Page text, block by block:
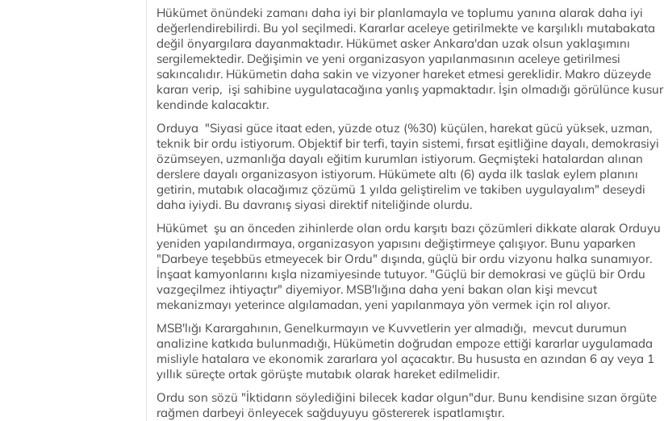
Hükümet önündeki zamanı daha iyi bir planlamayla ve toplumu yanına alarak daha iyi
değerlendirebilirdi. Bu yol seçilmedi. Kararlar aceleye getirilmekte ve karşılıklı mutabakata
değil önyargılara dayanmaktadır. Hükümet asker Ankara'dan uzak olsun yaklaşımını
sergilemektedir. Değişimin ve yeni organizasyon yapılanmasının aceleye getirilmesi
sakıncalıdır. Hükümetin daha sakin ve vizyoner hareket etmesi gereklidir. Makro düzeyde
kararı verip, işi sahibine uygulatacağına yanlış yapmaktadır. İşin olmadığı görülünce kusur
kendinde kalacaktır.
Orduya "Siyasi güce itaat eden, yüzde otuz (%30) küçülen, harekat gücü yüksek, uzman,
teknik bir ordu istiyorum. Objektif bir terfi, tayin sistemi, fırsat eşitliğine dayalı, demokrasiyi
özümseyen, uzmanlığa dayalı eğitim kurumları istiyorum. Geçmişteki hatalardan alınan
derslere dayalı organizasyon istiyorum. Hükümete altı (6) ayda ilk taslak eylem planını
getirin, mutabık olacağımız çözümü 1 yılda geliştirelim ve takiben uygulayalım" deseydi
daha iyiydi. Bu davranış siyasi direktif niteliğinde olurdu.
Hükümet şu an önceden zihinlerde olan ordu karşıtı bazı çözümleri dikkate alarak Orduyu
yeniden yapılandırmaya, organizasyon yapısını değiştirmeye çalışıyor. Bunu yaparken
"Darbeye teşebbüs etmeyecek bir Ordu" dışında, güçlü bir ordu vizyonu halka sunamıyor.
İnşaat kamyonlarını kışla nizamiyesinde tutuyor. "Güçlü bir demokrasi ve güçlü bir Ordu
vazgeçilmez ihtiyaçtır" diyemiyor. MSB'lığına daha yeni bakan olan kişi mevcut
mekanizmayı yeterince algılamadan, yeni yapılanmaya yön vermek için rol alıyor.
MSB'lığı Karargahının, Genelkurmayın ve Kuvvetlerin yer almadığı, mevcut durumun
analizine katkıda bulunmadığı, Hükümetin doğrudan empoze ettiği kararlar uygulamada
misliyle hatalara ve ekonomik zararlara yol açacaktır. Bu hususta en azından 6 ay veya 1
yıllık süreçte ortak görüşte mutabık olarak hareket edilmelidir.
Ordu son sözü "İktidarın söylediğini bilecek kadar olgun"dur. Bunu kendisine sızan örgüte
rağmen darbeyi önleyecek sağduyuyu göstererek ispatlamıştır.